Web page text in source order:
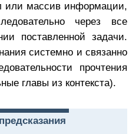
или массив информации,
через все
поставленной задачи.
системно и связанно
прочтения
главы из контекста).